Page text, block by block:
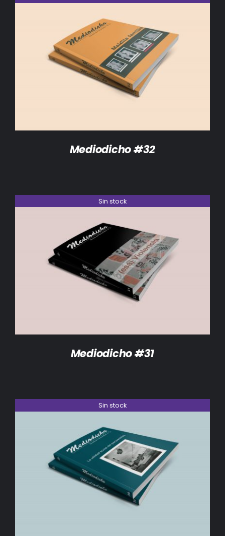
DETALLES
Mediodicho #32
Sin stock
DETALLES
Mediodicho #31
Sin stock
DETALLES